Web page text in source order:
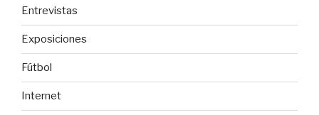
Entrevistas
Exposiciones
Fútbol
Internet